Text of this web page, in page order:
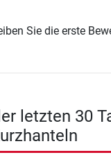
Sie die erste
letzten 30